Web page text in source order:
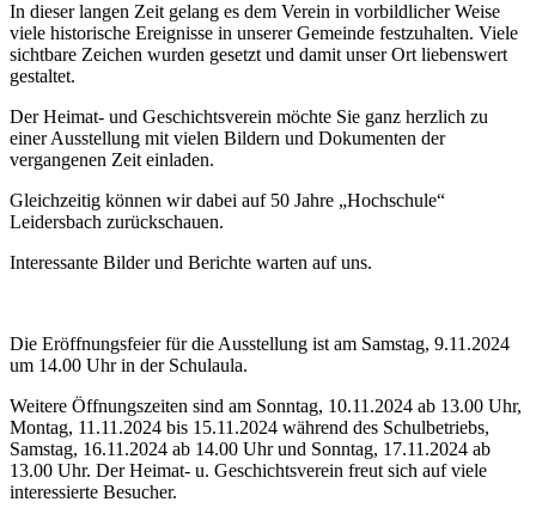
In dieser langen Zeit gelang es dem Verein in vorbildlicher Weise
viele historische Ereignisse in unserer Gemeinde festzuhalten. Viele
sichtbare Zeichen wurden gesetzt und damit unser Ort liebenswert
gestaltet.
Der Heimat- und Geschichtsverein möchte Sie ganz herzlich zu
einer Ausstellung mit vielen Bildern und Dokumenten der
vergangenen Zeit einladen.
Gleichzeitig können wir dabei auf 50 Jahre „Hochschule“
Leidersbach zurückschauen.
Interessante Bilder und Berichte warten auf uns.
Die Eröffnungsfeier für die Ausstellung ist am Samstag, 9.11.2024
um 14.00 Uhr in der Schulaula.
Weitere Öffnungszeiten sind am Sonntag, 10.11.2024 ab 13.00 Uhr,
Montag, 11.11.2024 bis 15.11.2024 während des Schulbetriebs,
Samstag, 16.11.2024 ab 14.00 Uhr und Sonntag, 17.11.2024 ab
13.00 Uhr. Der Heimat- u. Geschichtsverein freut sich auf viele
interessierte Besucher.